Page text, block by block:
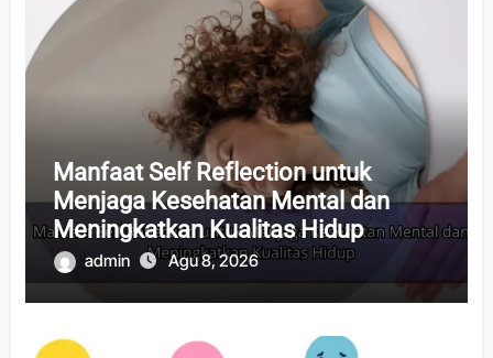
Manfaat Self Reflection untuk
Menjaga Kesehatan Mental dan
Meningkatkan Kualitas Hidup
admin Agu 8, 2026